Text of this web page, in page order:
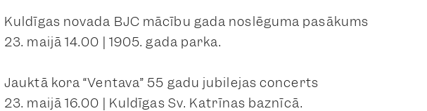
Kuldīgas novada BJC mācību gada noslēguma pasākums
23. maijā 14.00 | 1905. gada parka.
Jauktā kora “Ventava” 55 gadu jubilejas concerts
23. maijā 16.00 | Kuldīgas Sv. Katrīnas baznīcā.